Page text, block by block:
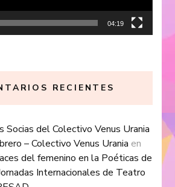
04:19
RECIENTES
Socias del Colectivo Venus Urania
– Colectivo Venus Urania en
del femenino en la Poéticas de
Internacionales de Teatro